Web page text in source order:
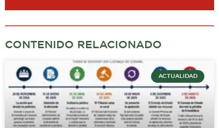
CONTENIDO RELACIONADO
ACTUALIDAD